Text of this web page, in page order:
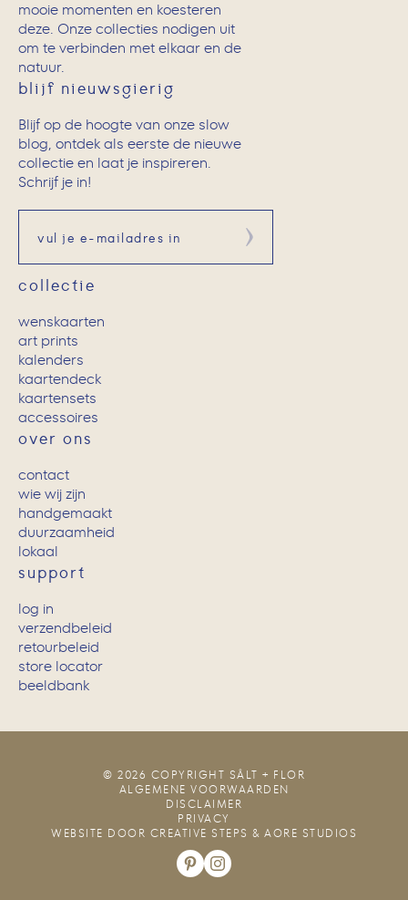
mooie momenten en koesteren
deze. Onze collecties nodigen uit
om te verbinden met elkaar en de
natuur.
blijf nieuwsgierig
Blijf op de hoogte van onze slow
blog, ontdek als eerste de nieuwe
collectie en laat je inspireren.
Schrijf je in!
Aanmelden
collectie
wenskaarten
art prints
kalenders
kaartendeck
kaartensets
accessoires
over ons
contact
wie wij zijn
handgemaakt
duurzaamheid
lokaal
support
log in
verzendbeleid
retourbeleid
store locator
beeldbank
© 2026 COPYRIGHT SÂLT + FLOR
ALGEMENE VOORWAARDEN
DISCLAIMER
PRIVACY
WEBSITE DOOR CREATIVE STEPS & AORE STUDIOS